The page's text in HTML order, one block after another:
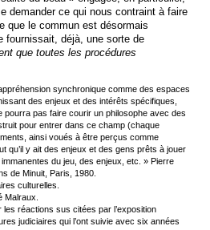
demander ce qui nous contraint à faire
que le commun est désormais
fournissait, déjà, une sorte de
que toutes les procédures
synchronique comme des espaces
des enjeux et des intérêts spécifiques,
pas faire courir un philosophe avec des
pour entrer dans ce champ (chaque
ainsi voués à être perçus comme
qu’il y ait des enjeux et des gens prêts à jouer
du jeu, des enjeux, etc. » Pierre
de Minuit, Paris, 1980.
culturelles.
Malraux.
réactions sus citées par l’exposition
judiciaires qui l’ont suivie avec six années